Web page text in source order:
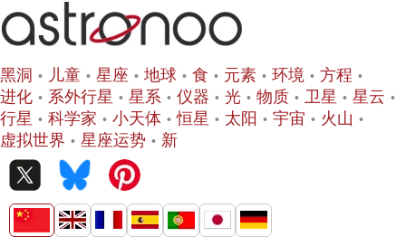
黑洞 儿童 星座 地球 食 元素 环境
方程
进化
系外行星 星系 仪器 光 物质 卫星
星云
行星
科学家 小天体 恒星 太阳 宇宙
火山
虚拟世界
星座运势 新